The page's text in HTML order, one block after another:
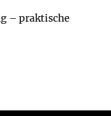
– praktische